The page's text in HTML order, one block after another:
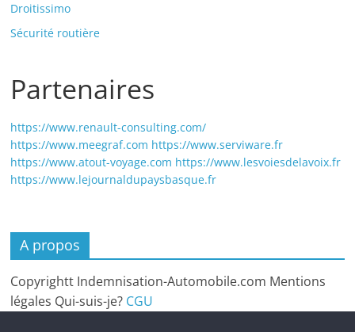
Droitissimo
Sécurité routière
Partenaires
https://www.renault-consulting.com/
https://www.meegraf.com https://www.serviware.fr
https://www.atout-voyage.com https://www.lesvoiesdelavoix.fr
https://www.lejournaldupaysbasque.fr
A propos
Copyrightt Indemnisation-Automobile.com Mentions
légales Qui-suis-je? CGU